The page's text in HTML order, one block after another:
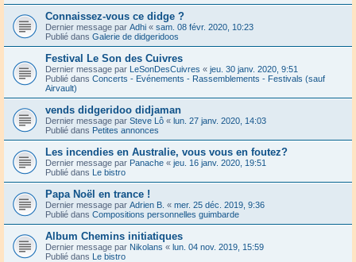
Connaissez-vous ce didge ?
Dernier message par Adhi « sam. 08 févr. 2020, 10:23
Publié dans Galerie de didgeridoos
Festival Le Son des Cuivres
Dernier message par LeSonDesCuivres « jeu. 30 janv. 2020, 9:51
Publié dans Concerts - Evénements - Rassemblements - Festivals (sauf
Airvault)
vends didgeridoo didjaman
Dernier message par Steve Lô « lun. 27 janv. 2020, 14:03
Publié dans Petites annonces
Les incendies en Australie, vous vous en foutez?
Dernier message par Panache « jeu. 16 janv. 2020, 19:51
Publié dans Le bistro
Papa Noël en trance !
Dernier message par Adrien B. « mer. 25 déc. 2019, 9:36
Publié dans Compositions personnelles guimbarde
Album Chemins initiatiques
Dernier message par Nikolans « lun. 04 nov. 2019, 15:59
Publié dans Le bistro